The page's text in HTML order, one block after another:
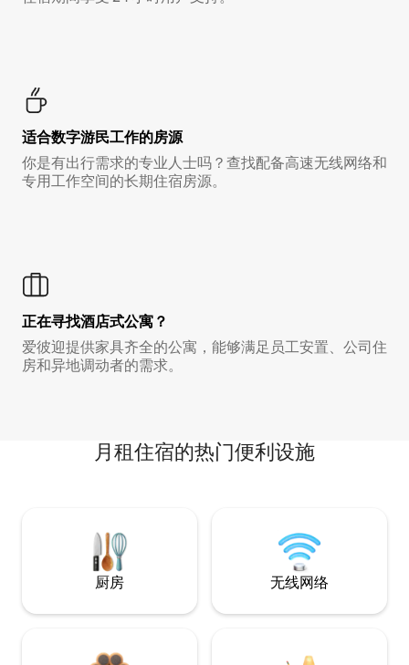
适合数字游民工作的房源
你是有出行需求的专业人士吗？查找配备高速无线网络和
专用工作空间的长期住宿房源。
正在寻找酒店式公寓？
爱彼迎提供家具齐全的公寓，能够满足员工安置、公司住
房和异地调动者的需求。
月租住宿的热门便利设施
厨房 无线网络